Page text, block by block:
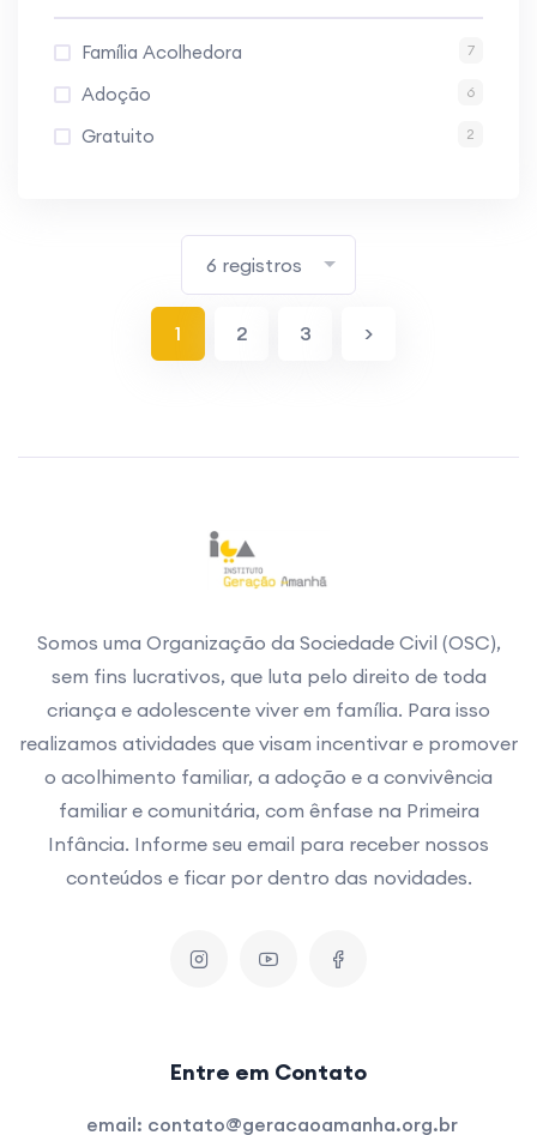
Família Acolhedora 7
Adoção 6
Gratuito 2
6 registros
1 2 3 >
Somos uma Organização da Sociedade Civil (OSC),
sem fins lucrativos, que luta pelo direito de toda
criança e adolescente viver em família. Para isso
realizamos atividades que visam incentivar e promover
o acolhimento familiar, a adoção e a convivência
familiar e comunitária, com ênfase na Primeira
Infância. Informe seu email para receber nossos
conteúdos e ficar por dentro das novidades.
Entre em Contato
email: contato@geracaoamanha.org.br